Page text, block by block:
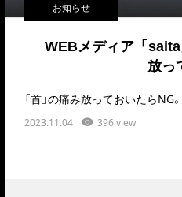
お知らせ
WEBメディア「
放っ
2023.11.04 396 view